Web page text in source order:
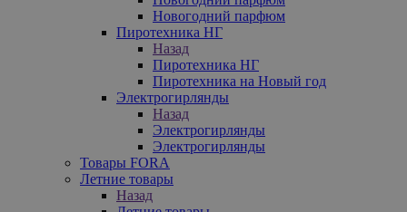
Новогодний парфюм
Пиротехника НГ
Назад
Пиротехника НГ
Пиротехника на Новый год
Электрогирлянды
Назад
Электрогирлянды
Электрогирлянды
Товары FORA
Летние товары
Назад